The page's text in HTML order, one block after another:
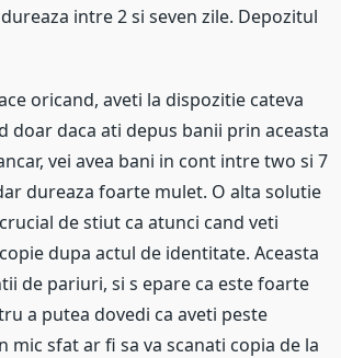
intre 2 si seven zile. Depozitul
oricand, aveti la dispozitie cateva
daca ati depus banii prin aceasta
vei avea bani in cont intre two si 7
dureaza foarte mulet. O alta solutie
de stiut ca atunci cand veti
dupa actul de identitate. Aceasta
de pariuri, si s epare ca este foarte
a putea dovedi ca aveti peste
sfat ar fi sa va scanati copia de la